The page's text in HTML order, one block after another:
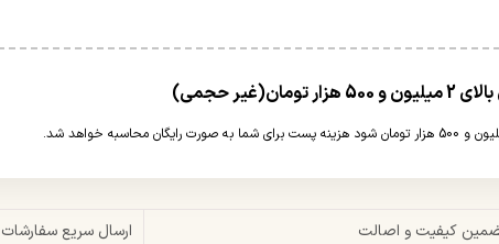
حجمی)
کیفیت و اصالت ارسال سریع سفارشات